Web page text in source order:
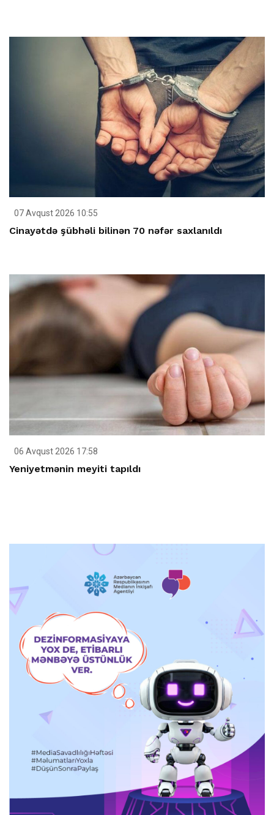
07 Avqust 2026 10:55
Cinayətdə şübhəli bilinən 70 nəfər saxlanıldı
06 Avqust 2026 17:58
Yeniyetmənin meyiti tapıldı